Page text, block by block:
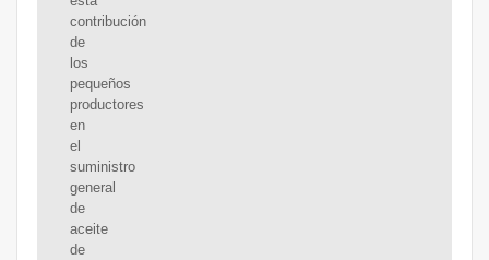
contribución
de
los
pequeños
productores
en
el
suministro
general
de
aceite
de